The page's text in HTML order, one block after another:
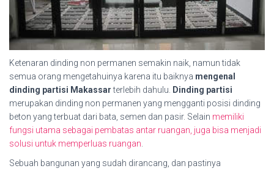
Ketenaran dinding non permanen semakin naik, namun tidak
semua orang mengetahuinya karena itu baiknya mengenal
dinding partisi Makassarterlebih dahulu.
Dinding partisi
merupakan dinding non permanen yang mengganti posisi dinding
beton yang terbuat dari bata, semen dan pasir. Selain memiliki
fungsi utama sebagai pembatas antar ruangan, juga bisa menjadi
solusi untuk memperluas ruangan
Sebuah bangunan yang sudah dirancang, dan pastinya